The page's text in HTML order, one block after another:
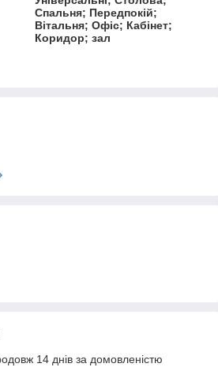
Спальня; Передпокій;
Вітальня; Офіс; Кабінет;
Коридор; зал
14 днів за домовленістю